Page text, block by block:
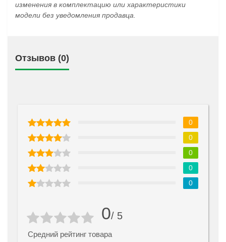
изменения в комплектацию или характеристики
модели без уведомления продавца.
Отзывов (0)
0/ 5
Средний рейтинг товара
0
0
0
0
0